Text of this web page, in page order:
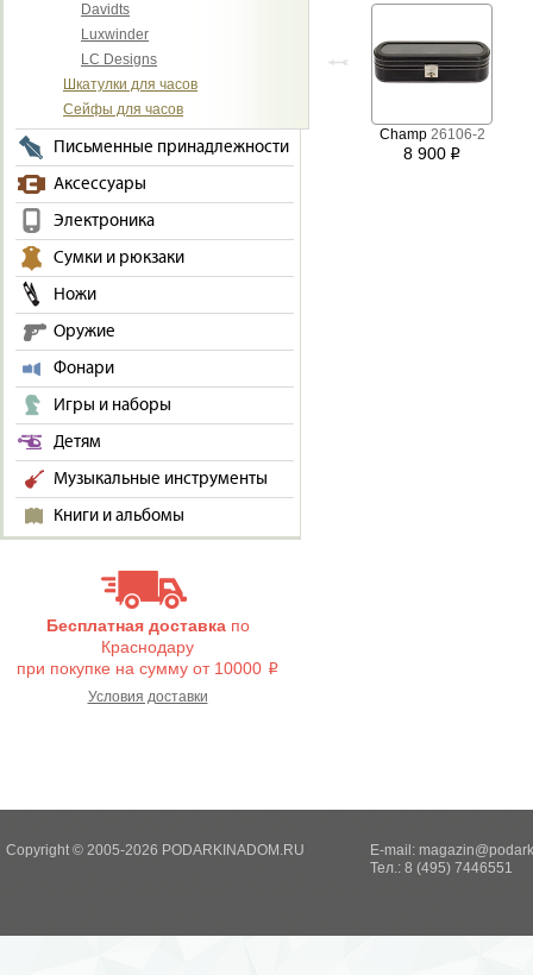
Davidts
Luxwinder
LC Designs
Шкатулки для часов
Сейфы для часов
Письменные принадлежности
Аксессуары
Электроника
Сумки и рюкзаки
Ножи
Оружие
Фонари
Игры и наборы
Детям
Музыкальные инструменты
Книги и альбомы
Бесплатная доставкапо
Краснодару
при покупке на сумму от 10000 i
Условия доставки
Champ 26106-2
8 900 i
Copyright © 2005-2026 PODARKINADOM.RU E-mail:
Тел.: 8 (495) 7446551